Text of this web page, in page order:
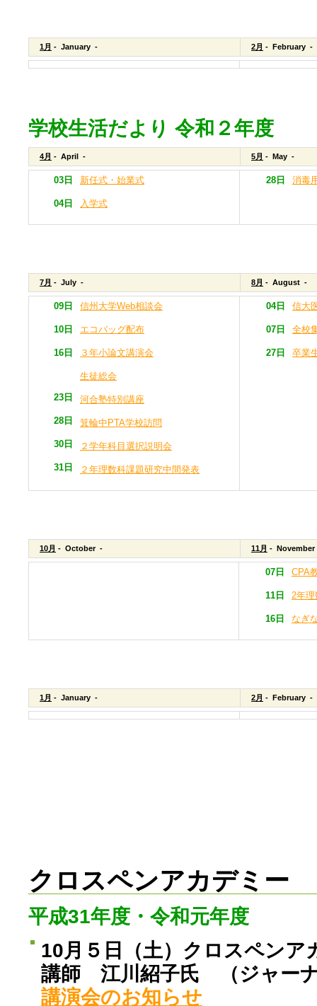
1月 - January - 2月 - February -
学校生活だより 令和２年度
4月 - April - 5月 - May -
03日
04日
新任式・始業式
入学式
28日 消毒
7月 - July - 8月 - August -
09日
10日
16日
23日
28日
30日
31日
信州大学Web相談会
エコバッグ配布
３年小論文講演会
生徒総会
河合塾特別講座
箕輪中PTA学校訪問
２学年科目選択説明会
２年理数科課題研究中間発表
04日
07日
27日
信大
全校
卒業
10月 - October - 11月 -
07日
11日
16日
CPA
2年理
なぎ
1月 - January - 2月 - February -
クロスペンアカデミー
平成31年度・令和元年度
10月５日（土）クロスペンア
講師 江川紹子氏 （ジャー
講演会のお知らせ